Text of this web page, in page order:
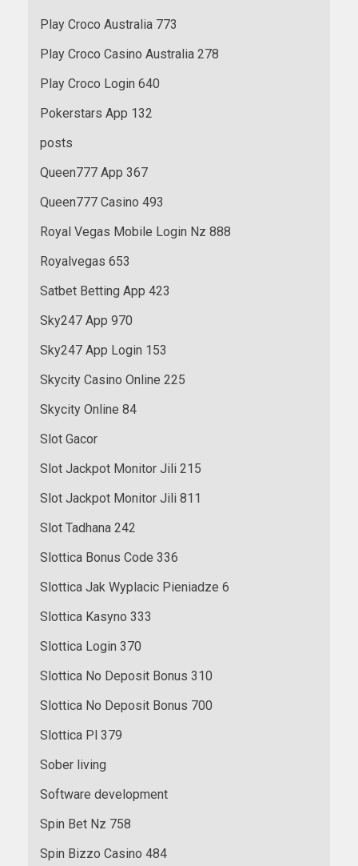
Play Croco Australia 773
Play Croco Casino Australia 278
Play Croco Login 640
Pokerstars App 132
posts
Queen777 App 367
Queen777 Casino 493
Royal Vegas Mobile Login Nz 888
Royalvegas 653
Satbet Betting App 423
Sky247 App 970
Sky247 App Login 153
Skycity Casino Online 225
Skycity Online 84
Slot Gacor
Slot Jackpot Monitor Jili 215
Slot Jackpot Monitor Jili 811
Slot Tadhana 242
Slottica Bonus Code 336
Slottica Jak Wyplacic Pieniadze 6
Slottica Kasyno 333
Slottica Login 370
Slottica No Deposit Bonus 310
Slottica No Deposit Bonus 700
Slottica Pl 379
Sober living
Software development
Spin Bet Nz 758
Spin Bizzo Casino 484